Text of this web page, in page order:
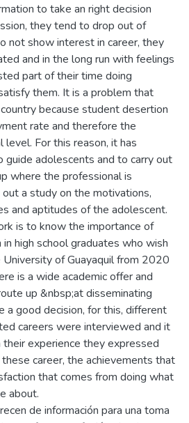
to take an right decision
they tend to drop out of
not show interest in career, they
and in the long run with feelings
part of their time doing
them. It is a problem that
because student desertion
rate and therefore the
For this reason, it has
guide adolescents and to carry out
where the professional is
a study on the motivations,
and aptitudes of the adolescent.
is to know the importance of
high school graduates who wish
of Guayaquil from 2020
is a wide academic offer and
up &nbsp;at disseminating
a good decision, for this, different
careers were interviewed and it
experience they expressed
career, the achievements that
that comes from doing what
about.
de información para una toma